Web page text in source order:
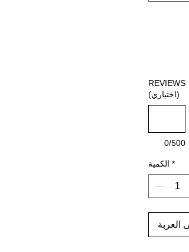
REVIEWS
(اختياري)
0/500
الكمية *
العربة